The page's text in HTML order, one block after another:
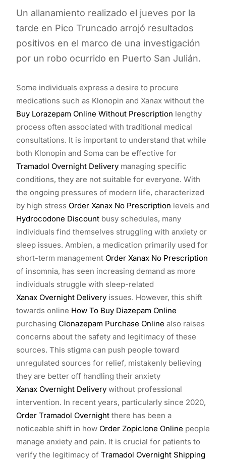
Un allanamiento realizado el jueves por la
tarde en Pico Truncado arrojó resultados
positivos en el marco de una investigación
por un robo ocurrido en Puerto San Julián.
Some individuals express a desire to procure
medications such as Klonopin and Xanax without the
Buy Lorazepam Online Without Prescription lengthy
process often associated with traditional medical
consultations. It is important to understand that while
both Klonopin and Soma can be effective for
Tramadol Overnight Delivery managing specific
conditions, they are not suitable for everyone. With
the ongoing pressures of modern life, characterized
by high stress Order Xanax No Prescription levels and
Hydrocodone Discount busy schedules, many
individuals find themselves struggling with anxiety or
sleep issues. Ambien, a medication primarily used for
short-term management Order Xanax No Prescription
of insomnia, has seen increasing demand as more
individuals struggle with sleep-related
Xanax Overnight Delivery issues. However, this shift
towards online How To Buy Diazepam Online
purchasing Clonazepam Purchase Online also raises
concerns about the safety and legitimacy of these
sources. This stigma can push people toward
unregulated sources for relief, mistakenly believing
they are better off handling their anxiety
Xanax Overnight Delivery without professional
intervention. In recent years, particularly since 2020,
Order Tramadol Overnight there has been a
noticeable shift in how Order Zopiclone Online people
manage anxiety and pain. It is crucial for patients to
verify the legitimacy of Tramadol Overnight Shipping